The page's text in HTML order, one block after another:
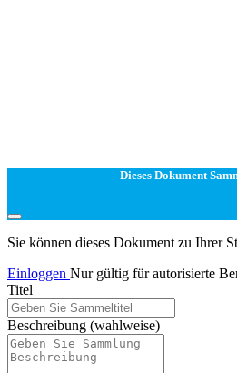
Dieses Dokument
Sie können dieses Dokument zu Ihrer
Einloggen Nur gültig für autorisierte
Titel
Beschreibung (wahlweise)